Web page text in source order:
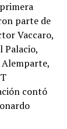
parte de
Vaccaro,
Palacio,
Alemparte,
contó